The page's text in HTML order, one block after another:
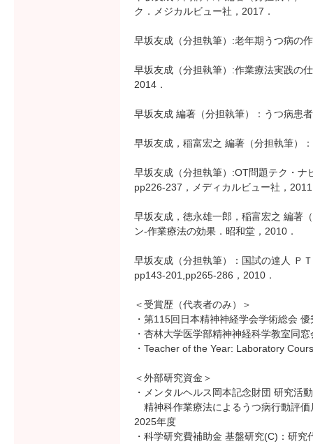
ク．メジカルビュー社，2017．
早坂友成（分担執筆）:老年期うつ病の
早坂友成（分担執筆）:作業療法実践の
2014．
早坂友成 編著（分担執筆）：うつ病患
早坂友成，稲富宏之 編著（分担執筆）
早坂友成（分担執筆）:OT問題テク・
pp226-237，メディカルビュー社，
早坂友成，徳永雄一郎，稲富宏之 編著
ン-作業療法の効果．昭和堂，2010．
早坂友成（分担執筆）：国試の達人 Ｐ
pp143-201,pp265-286，2010．
＜受賞歴（代表者のみ）＞
・第115回日本精神神経学会学術総会
・杏林大学医学部精神神経科学教室同
・Teacher of the Year: Laboratory
＜外部研究資金＞
・メンタルヘルス岡本記念財団 研究活
精神科作業療法によるうつ病行動評
2025年度
・科学研究費補助金 基盤研究(C)：研究